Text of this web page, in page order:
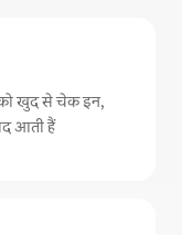
को खुद से चेक इन,
आती हैं